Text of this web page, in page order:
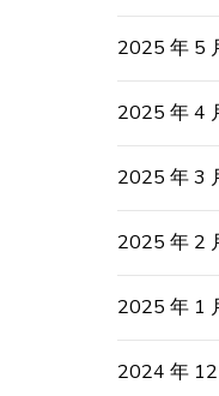
2025 年 5
2025 年 4
2025 年 3
2025 年 2
2025 年 1
2024 年 12